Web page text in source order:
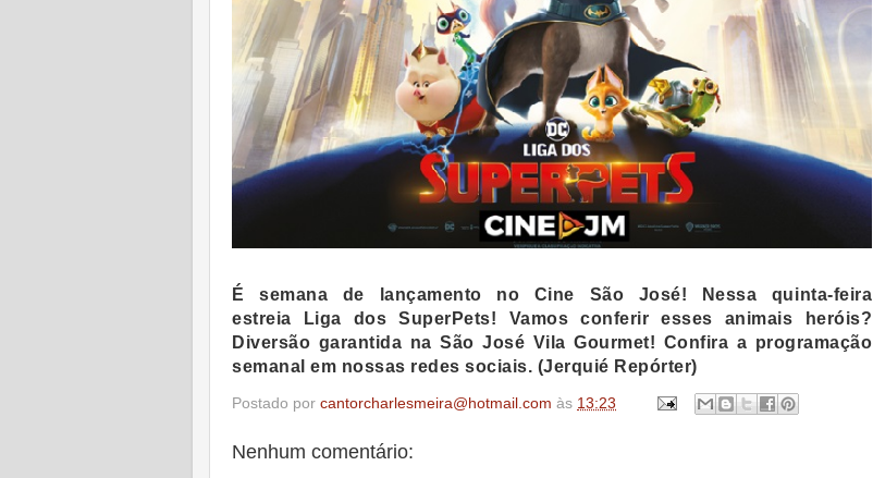
É semana de lançamento no Cine São José! Nessa quinta-feira
estreia
Liga dos SuperPets! Vamos conferir esses animais heróis?
Diversão garantida na São José Vila Gourmet! Confira a programação
semanal em nossas redes sociais. (Jerquié Repórter)
Postado por cantorcharlesmeira@hotmail.com às 13:23
Nenhum comentário: